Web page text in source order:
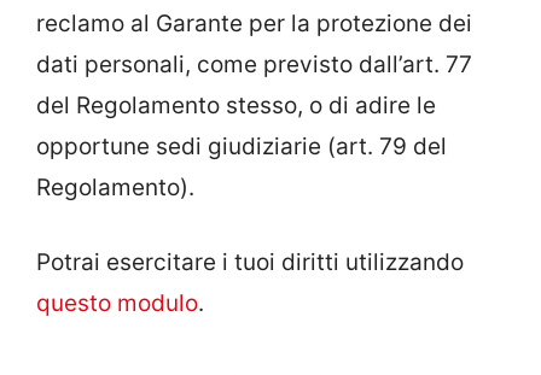
reclamo al Garante per la protezione dei
dati personali, come previsto dall’art. 77
del Regolamento stesso, o di adire le
opportune sedi giudiziarie (art. 79 del
Regolamento).
Potrai esercitare i tuoi diritti utilizzando
questo modulo.